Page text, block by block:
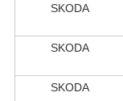
SKODA
SKODA
SKODA